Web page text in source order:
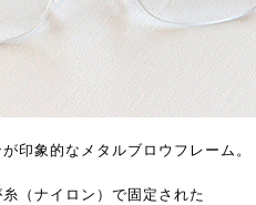
印象的なメタルブロウフレーム。
（ナイロン）で固定された